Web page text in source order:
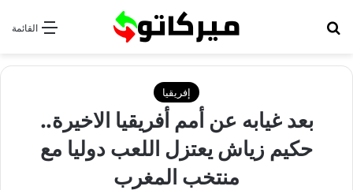
القائمة
إفريقيا
بعد غيابه عن أمم أفريقيا الاخيرة..
حكيم زياش يعتزل اللعب دوليا مع
منتخب المغرب